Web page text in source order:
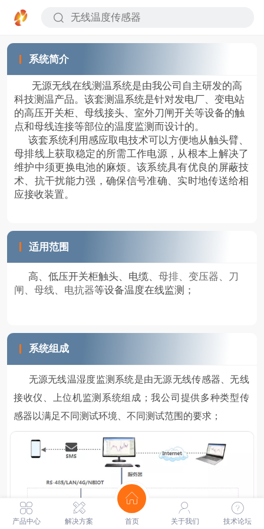
系统简介
无源无线在线测温系统是由我公司自主研发的高
科技测温产品。该套测温系统是针对发电厂、变电站
的高压开关柜、母线接头、室外刀闸开关等设备的触
点和母线连接等部位的温度监测而设计的。
该套系统利用感应取电技术可以方便地从触头臂、
母排线上获取稳定的所需工作电源，从根本上解决了
维护中须更换电池的麻烦。该系统具有优良的屏蔽技
术、抗干扰能力强，确保信号准确、实时地传送给相
应接收装置。
适用范围
高、低压开关柜触头、电缆、母排、变压器、 刀
闸、母线、 电抗器等设备温度在线监测；
系统组成
无源无线温湿度监测系统是由无源无线传感器、无线
接收仪、上位机监测系统组成； 我公司提供多种类型传
感器以满足不同测试环境、不同测试范围的要求；
产品中心 解决方案 首页 关于我们 技术论坛